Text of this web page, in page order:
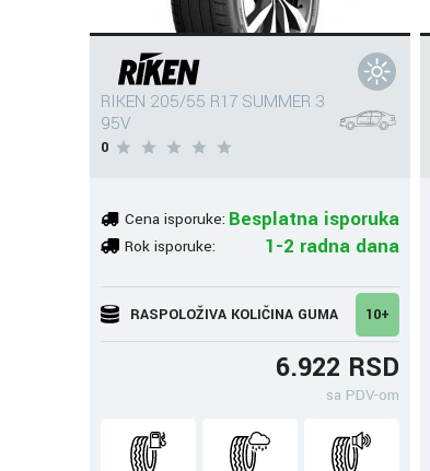
RIKEN 205/55 R17 SUMMER 3
95V
0
Cena isporuke: Besplatna isporuka
Rok isporuke: 1-2 radna dana
RASPOLOŽIVA KOLIČINA GUMA 10+
6.922 RSD
sa PDV-om